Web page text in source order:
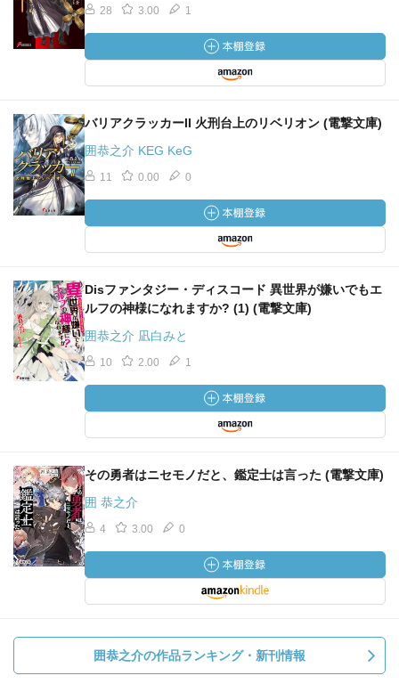
28 3.00 1
バリアクラッカーII 火刑台上のリベリオン (電撃文庫)
囲恭之介 KEG KeG
11 0.00 0
Disファンタジー・ディスコード 異世界が嫌いでもエ
ルフの神様になれますか? (1) (電撃文庫)
囲恭之介 凪白みと
10 2.00 1
その勇者はニセモノだと、鑑定士は言った (電撃文庫)
囲 恭之介
4 3.00 0
囲恭之介の作品ランキング・新刊情報